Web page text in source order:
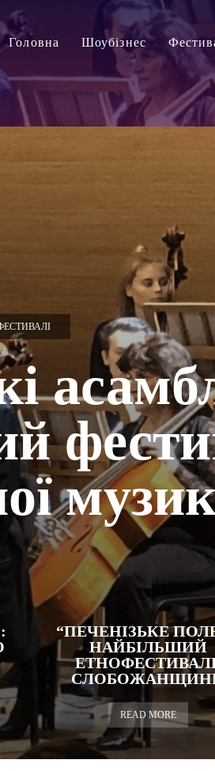
Головна Шоубізнес
“ПЕЧЕНІЗЬКЕ
НАЙБІЛЬШИЙ
READ MORE